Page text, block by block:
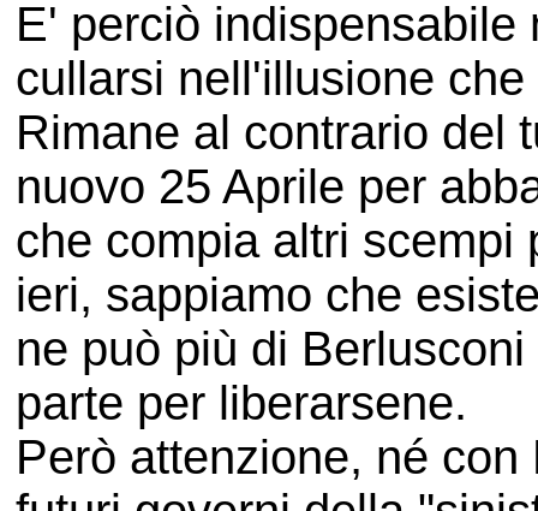
E' perciò
cullarsi nell'illusione
Rimane al contrario del
nuovo 25 Aprile per
che compia altri scempi
ieri, sappiamo che
ne può più di
parte per liberarsene.
Però attenzione, né